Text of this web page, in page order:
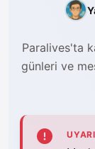
Paralives'ta
günleri ve
UYARI